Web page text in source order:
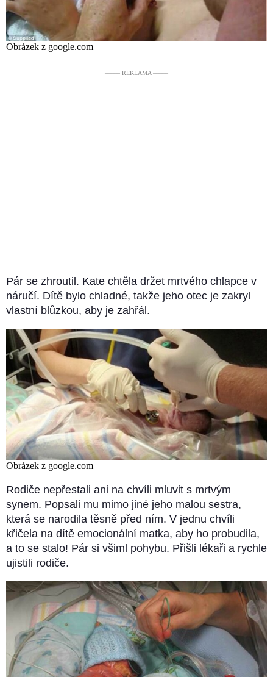
Obrázek z google.com
––––– REKLAMA –––––
––––––––––
Pár se zhroutil. Kate chtěla držet mrtvého chlapce v
náručí. Dítě bylo chladné, takže jeho otec je zakryl
vlastní blůzkou, aby je zahřál.
Obrázek z google.com
Rodiče nepřestali ani na chvíli mluvit s mrtvým
synem. Popsali mu mimo jiné jeho malou sestra,
která se narodila těsně před ním. V jednu chvíli
křičela na dítě emocionální matka, aby ho probudila,
a to se stalo! Pár si všiml pohybu. Přišli lékaři a rychle
ujistili rodiče.